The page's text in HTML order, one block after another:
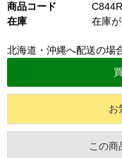
商品コード
C844R
在庫
在庫
お
この商